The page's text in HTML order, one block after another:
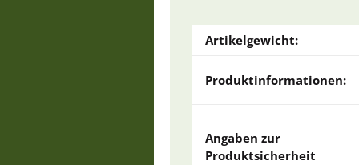
Artikelgewicht:
Produktinformationen:
Angaben zur
Produktsicherheit